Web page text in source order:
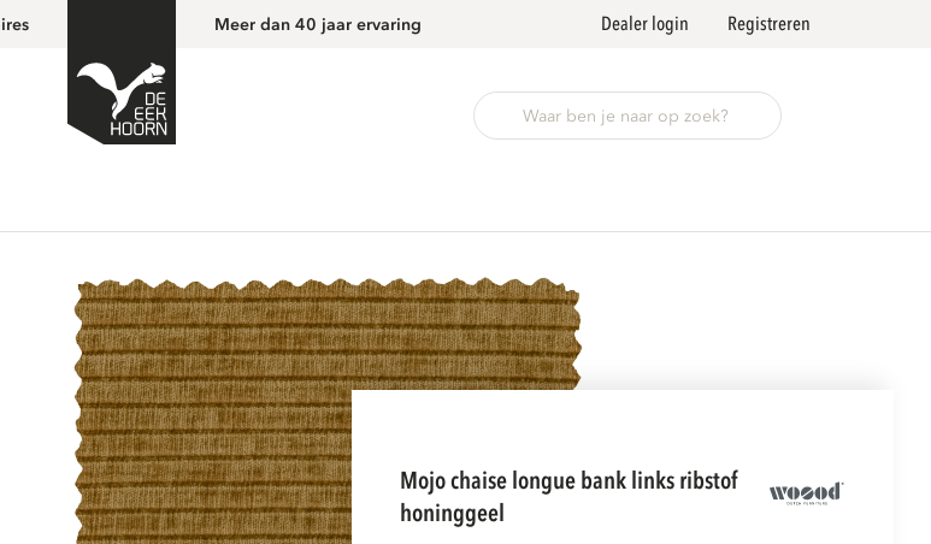
Meer dan 40 jaar ervaring Dealer login Registreren
mojo chaise longue bank links ribstof
honinggeel